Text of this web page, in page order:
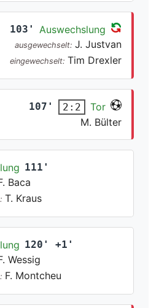
103' Auswechslung
ausgewechselt: J. Justvan
eingewechselt: Tim Drexler
107' 2:2
Tor
M. Bülter
111'
Baca
T. Kraus
120' +1'
Wessig
F. Montcheu